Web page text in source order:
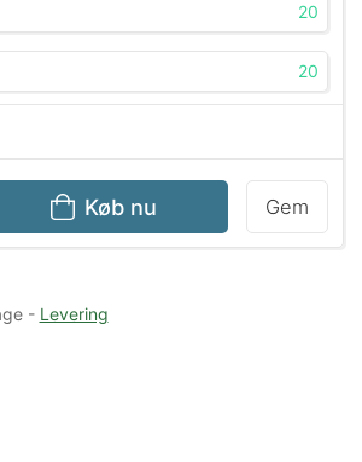
Køb nu Gem
20
20
- Levering